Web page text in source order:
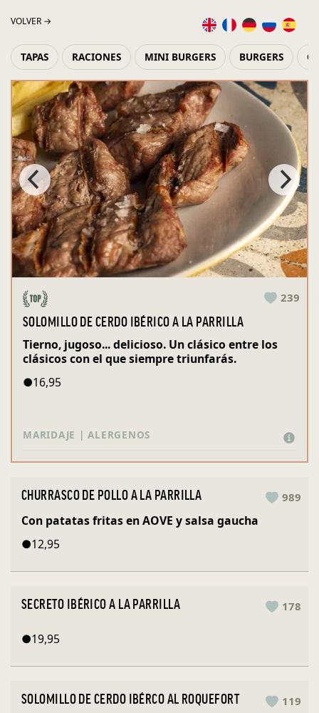
VOLVER →
TAPAS RACIONES MINI BURGERS BURGERS
SOLOMILLO DE CERDO IBÉRICO A LA PARRILLA
239
Tierno, jugoso... delicioso. Un clásico entre los
clásicos con el que siempre triunfarás.
●16,95
MARIDAJE | ALERGENOS
CHURRASCO DE POLLO A LA PARRILLA 989
Con patatas fritas en AOVE y salsa gaucha
●12,95
SECRETO IBÉRICO A LA PARRILLA 178
●19,95
SOLOMILLO DE CERDO IBÉRCO AL ROQUEFORT 119